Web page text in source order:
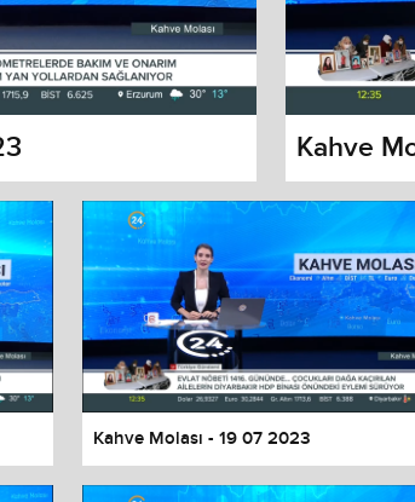
dialog
and close the window.
Kahve
Kahve Molası - 19 07 2023